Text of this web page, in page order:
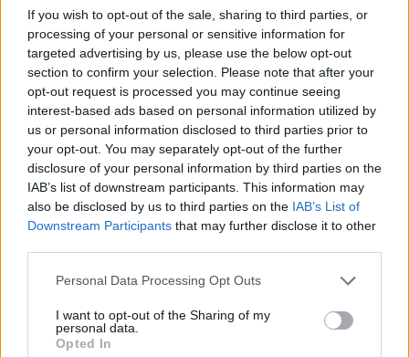
If you wish to opt-out of the sale, sharing to third parties, or
processing of your personal or sensitive information for
targeted advertising by us, please use the below opt-out
section to confirm your selection. Please note that after your
opt-out request is processed you may continue seeing
interest-based ads based on personal information utilized by
us or personal information disclosed to third parties prior to
your opt-out. You may separately opt-out of the further
disclosure of your personal information by third parties on the
IAB’s list of downstream participants. This information may
also be disclosed by us to third parties on the IAB’s List of
Downstream Participants that may further disclose it to other
Personal Data Processing Opt Outs
I want to opt-out of the Sharing of my
personal data.
Opted In
de Cultura y Turismo
Descripción
Fecha: a mediados de septiembre.
Uno de los principales sectores económicos de
Monesterio es la industria agroalimentaria dedicada a
la transformación del cerdo ibérico. El Ayuntamiento
de Monesterio, desde 1990 viene impulsando la unión
de los fabricantes de embutidos y jamones con la
La organización del "Día del Jamón en Monasterio" ha
sido la expresión, empresarios comunes e
instituciones de Monesterio por una mayor y mejor